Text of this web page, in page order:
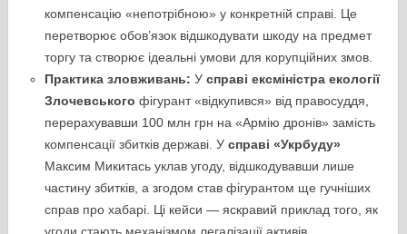
компенсацію «непотрібною» у конкретній справі. Це
перетворює обов’язок відшкодувати шкоду на предмет
торгу та створює ідеальні умови для корупційних змов.
Практика зловживань: У справі ексміністра екології
Злочевського фігурант «відкупився» від правосуддя,
перерахувавши 100 млн грн на «Армію дронів» замість
компенсації збитків державі. У справі «Укрбуду»
Максим Микитась уклав угоду, відшкодувавши лише
частину збитків, а згодом став фігурантом ще гучніших
справ про хабарі. Ці кейси — яскравий приклад того, як